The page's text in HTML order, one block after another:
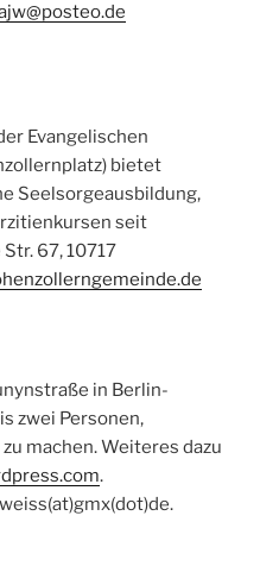
Evangelischen
bietet
Seelsorgeausbildung,
seit
67, 10717
in Berlin-
zwei Personen,
machen. Weiteres dazu
.